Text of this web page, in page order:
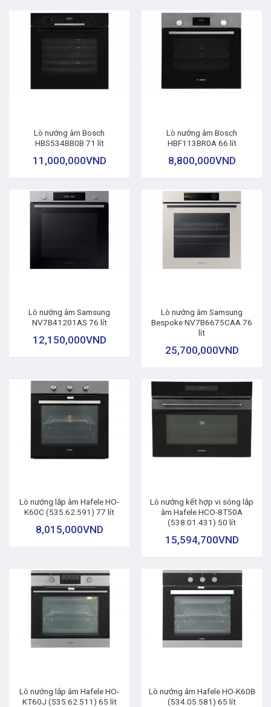
Lò nướng âm Bosch
HBS534BB0B 71 lít
11,000,000VND
Lò nướng âm Bosch
HBF113BR0A 66 lít
8,800,000VND
Lò nướng âm Samsung
NV7B41201AS 76 lít
12,150,000VND
Lò nướng âm Samsung
Bespoke NV7B6675CAA 76
lít
25,700,000VND
Lò nướng lắp âm Hafele HO-
K60C (535.62.591) 77 lít
8,015,000VND
Lò nướng kết hợp vi sóng lắp
âm Hafele HCO-8T50A
(538.01.431) 50 lít
15,594,700VND
Lò nướng lắp âm Hafele HO-
KT60J (535.62.511) 65 lít
Lò nướng âm Hafele HO-K60B
(534.05.581) 65 lít